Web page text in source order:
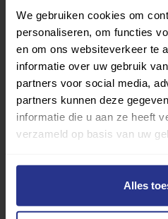
We gebruiken cookies om
personaliseren, om functies
en om ons websiteverkeer te
informatie over uw gebruik
partners voor social media,
partners kunnen deze
informatie die u aan ze heeft
verzameld op basis van uw
Alles
Van atletiek tot zwemmen:
vind je gemakkelijk jouw